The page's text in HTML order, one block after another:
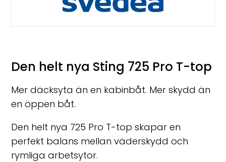
Den helt nya Sting 725 Pro T-top
Mer däcksyta än en kabinbåt. Mer skydd än
en öppen båt.
Den helt nya 725 Pro T-top skapar en
perfekt balans mellan väderskydd och
rymliga arbetsytor.